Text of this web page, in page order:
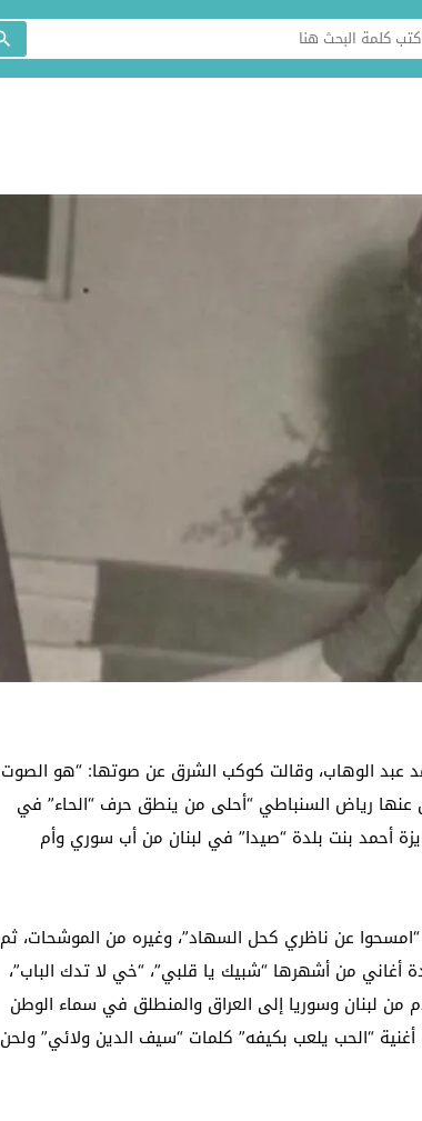
عبد الوهاب، وقالت كوكب الشرق عن صوتها: “هو الصوت
رياض السنباطي “أحلى من ينطق حرف “الحاء” في
أحمد بنت بلدة “صيدا” في لبنان من أب سوري وأم
عن ناظري كحل السهاد”، وغيره من الموشحات، ثم
أغاني من أشهرها “شبيك يا قلبي”، “خي لا تدك الباب”،
من لبنان وسوريا إلى العراق والمنطلق في سماء الوطن
“الحب يلعب بكيفه” كلمات “سيف الدين ولائي” ولحن